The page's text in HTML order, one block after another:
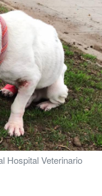
Hospital Veterinario